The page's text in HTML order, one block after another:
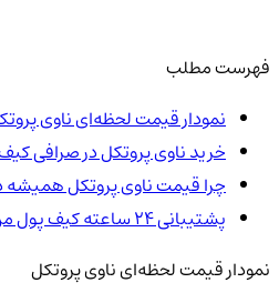
فهرست مطلب
نمودار قیمت لحظه‌ای ناوی
خرید ناوی پروتکل در صرافی
چرا قیمت ناوی پروتکل همیشه
پشتیبانی ۲۴ ساعته کیف پول من
نمودار قیمت لحظه‌ای ناوی پروتکل